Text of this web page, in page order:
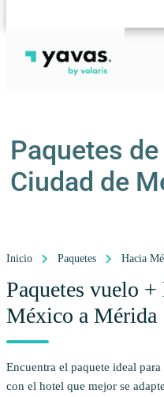
Paquetes
Ciudad de
Inicio Paquetes Hacia
Paquetes vuelo
México a Mérida
Encuentra el paquete ideal
con el hotel que mejor se